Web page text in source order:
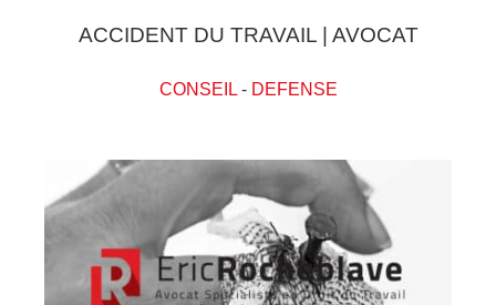
ACCIDENT DU TRAVAIL | AVOCAT
CONSEIL- DEFENSE